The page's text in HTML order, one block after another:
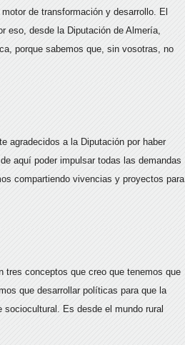
de transformación y desarrollo. El
eso, desde la Diputación de Almería,
porque sabemos que, sin vosotras, no
agradecidos a la Diputación por haber
aquí poder impulsar todas las demandas
compartiendo vivencias y proyectos para
tres conceptos que creo que tenemos que
que desarrollar políticas para que la
Es desde el mundo rural